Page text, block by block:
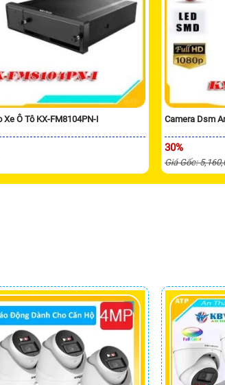
Xe Ô Tô KX-FM8104PN-I Camera Dsm
30%
Giá Gốc: